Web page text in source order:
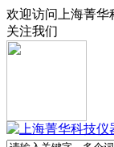
欢迎访问上海菁华
关注我们